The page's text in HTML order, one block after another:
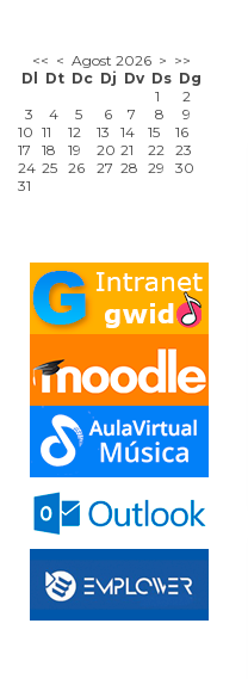
<< < Agost 2026 > >>
Dl
Dt Dc Dj Dv Ds Dg
1
2
3
4 5 6 7 8
9
10 11 12 13 14 15
16
17
18 19 20 21 22 23
24 25 26 27 28 29
30
31